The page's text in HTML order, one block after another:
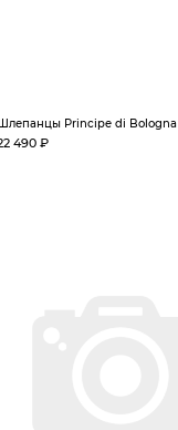
Principe di Bologna
490 ₽